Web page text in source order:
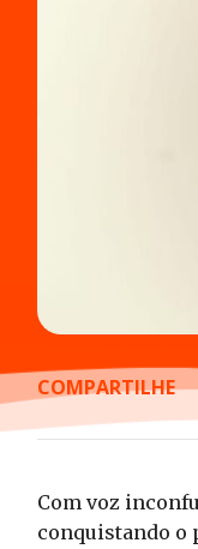
COMPARTILHE
Com voz
conquistando o